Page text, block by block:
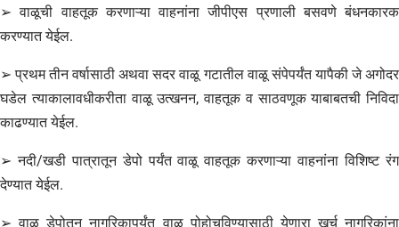
➢ वाळूची वाहतूक करणाऱ्या वाहनांना जीपीएस प्रणाली बसवणे बंधनकारक
करण्यात येईल.
➢ प्रथम तीन वर्षासाठी अथवा सदर वाळू गटातील वाळू संपेपर्यंत यापैकी जे अगोदर
घडेल त्याकालावधीकरीता वाळू उत्खनन, वाहतूक व साठवणूक याबाबतची निविदा
काढण्यात येईल.
➢ नदी/खडी पात्रातून डेपो पर्यंत वाळू वाहतूक करणाऱ्या वाहनांना विशिष्ट रंग
देण्यात येईल.
➢ वाळू डेपोतून नागरिकापर्यंत वाळू पोहोचविण्यासाठी येणारा खर्च नागरिकांना